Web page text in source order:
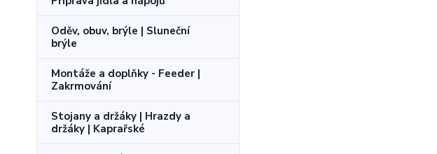
Oděv, obuv, brýle | Sluneční
brýle
Montáže a doplňky - Feeder |
Zakrmování
Stojany a držáky | Hrazdy a
držáky | Kaprařské